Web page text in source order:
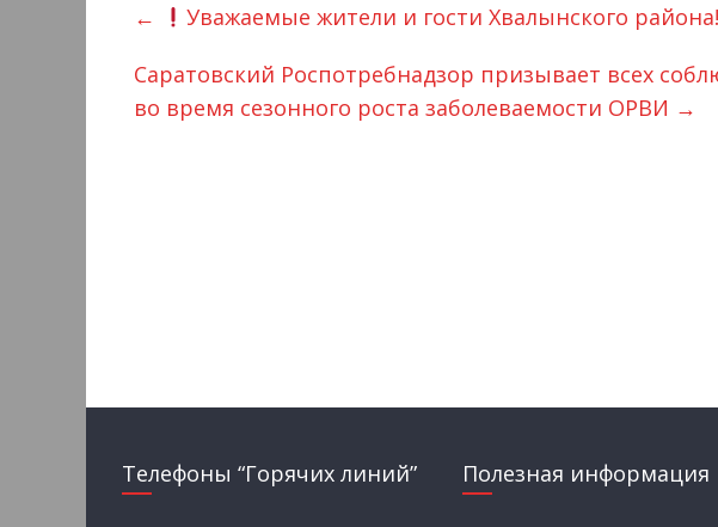
←
Уважаемые жители и гости Хвалынского района!
Саратовский Роспотребнадзор призывает всех
во время сезонного роста заболеваемости ОРВИ →
Телефоны “Горячих линий” Полезная информация